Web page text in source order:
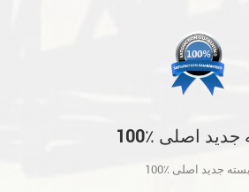
جدید اصلی
100٪ بسته جدید اصلی